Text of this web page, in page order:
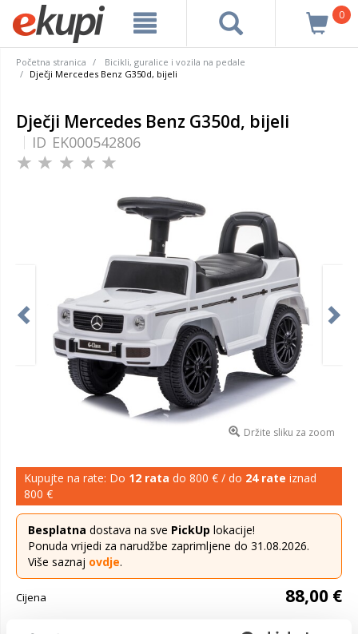
0
Početna stranica
Bicikli, guralice i vozila na pedale
Dječji Mercedes Benz G350d, bijeli
Dječji Mercedes Benz G350d, bijeli
ID EK000542806
Držite sliku za zoom
Kupujte na rate: Do 12 rata do 800 € / do 24 rate iznad
800 €
Besplatna dostava na sve PickUp lokacije!
Ponuda vrijedi za narudžbe zaprimljene do 31.08.2026.
Više saznaj ovdje.
Cijena 88,00 €